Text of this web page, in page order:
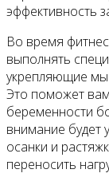
эффективность
Во время
выполнять
укрепляющие
Это поможет
беременности
внимание будет
осанки и
переносить